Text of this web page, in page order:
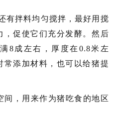
有拌料均匀搅拌，最好用搅
，促使它们充分发酵。然后
8成左右，厚度在0.8米左
常添加材料，也可以给猪提
间，用来作为猪吃食的地区